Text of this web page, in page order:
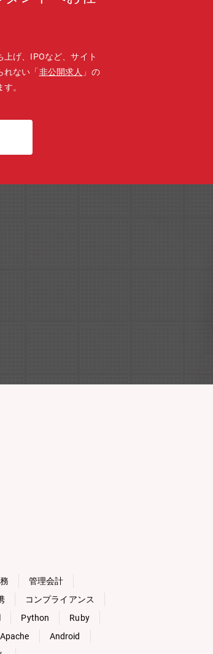
げ、IPOなど、サイト
れない「非公開求人 」の
。
管理会計
コンプライアンス
Python
Ruby
Apache
Android